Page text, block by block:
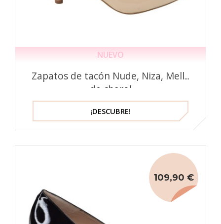
NUEVO
Zapatos de tacón Nude, Niza, Mella
de charol
¡DESCUBRE!
109,90 €